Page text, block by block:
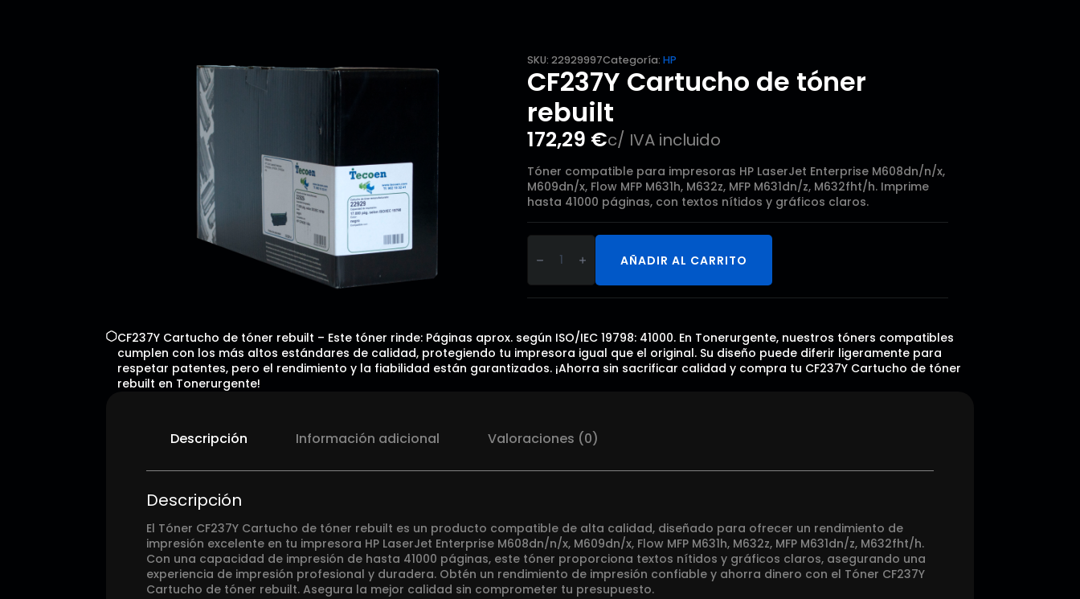
SKU: 22929997Categoría: HP
CF237Y Cartucho de tóner
rebuilt
172,29 €c/ IVA incluido
Tóner compatible para impresoras HP LaserJet Enterprise M608dn/n/x,
M609dn/x, Flow MFP M631h, M632z, MFP M631dn/z, M632fht/h. Imprime
hasta 41000 páginas, con textos nítidos y gráficos claros.
CF237Y
Cartucho
de
cantidad
AÑADIR AL CARRITO
CF237Y Cartucho de tóner rebuilt – Este tóner rinde: Páginas aprox. según ISO/IEC 19798: 41000. En Tonerurgente, nuestros tóners compatibles
cumplen con los más altos estándares de calidad, protegiendo tu impresora igual que el original. Su diseño puede diferir ligeramente para
respetar patentes, pero el rendimiento y la fiabilidad están garantizados. ¡Ahorra sin sacrificar calidad y compra tu CF237Y Cartucho de tóner
rebuilt en Tonerurgente!
Descripción Información adicional Valoraciones (0)
Descripción
El Tóner CF237Y Cartucho de tóner rebuilt es un producto compatible de alta calidad, diseñado para ofrecer un rendimiento de
impresión excelente en tu impresora HP LaserJet Enterprise M608dn/n/x, M609dn/x, Flow MFP M631h, M632z, MFP M631dn/z, M632fht/h.
Con una capacidad de impresión de hasta 41000 páginas, este tóner proporciona textos nítidos y gráficos claros, asegurando una
experiencia de impresión profesional y duradera. Obtén un rendimiento de impresión confiable y ahorra dinero con el Tóner CF237Y
Cartucho de tóner rebuilt. Asegura la mejor calidad sin comprometer tu presupuesto.